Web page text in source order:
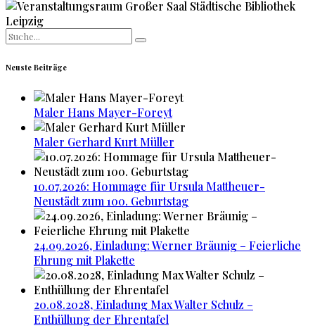
Search
Neuste Beiträge
Maler Hans Mayer-Foreyt
Maler Gerhard Kurt Müller
10.07.2026: Hommage für Ursula Mattheuer-
Neustädt zum 100. Geburtstag
24.09.2026, Einladung: Werner Bräunig – Feierliche
Ehrung mit Plakette
20.08.2028, Einladung Max Walter Schulz –
Enthüllung der Ehrentafel